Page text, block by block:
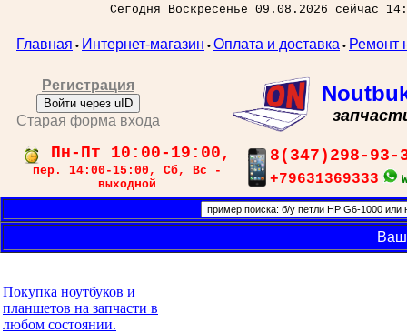
Сегодня Воскресенье 09.08.2026 сейчас
Главная • Интернет-магазин • Оплата и доставка • Ремонт
Регистрация
Войти через uID
Старая форма входа
Пн-Пт 10:00-19:00,
пер. 14:00-15:00, Сб, Вс -
выходной
8(347)298-93-
+79631369333
Покупка ноутбуков и
планшетов на запчасти в
любом состоянии.